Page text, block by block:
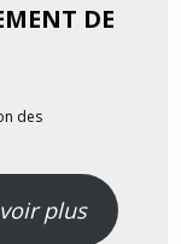
DE
des
plus